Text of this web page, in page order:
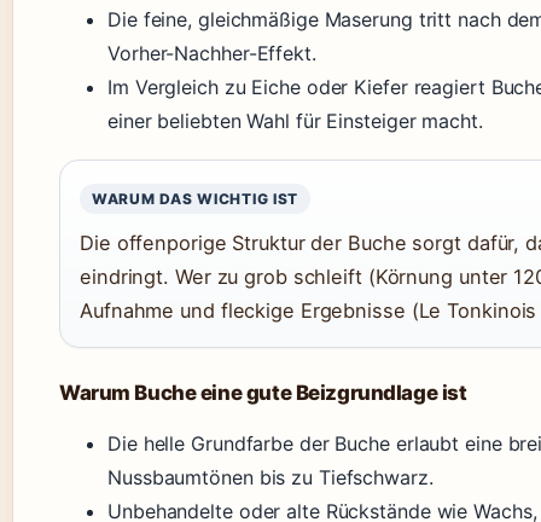
Die feine, gleichmäßige Maserung tritt nach
Vorher-Nachher-Effekt.
Im Vergleich zu Eiche oder Kiefer reagiert
einer beliebten Wahl für Einsteiger macht.
WARUM DAS WICHTIG IST
Die offenporige Struktur der Buche sorgt dafür,
eindringt. Wer zu grob schleift (Körnung unter
Aufnahme und fleckige Ergebnisse (Le
Warum Buche eine gute Beizgrundlage ist
Die helle Grundfarbe der Buche erlaubt eine
Nussbaumtönen bis zu Tiefschwarz.
Unbehandelte oder alte Rückstände wie